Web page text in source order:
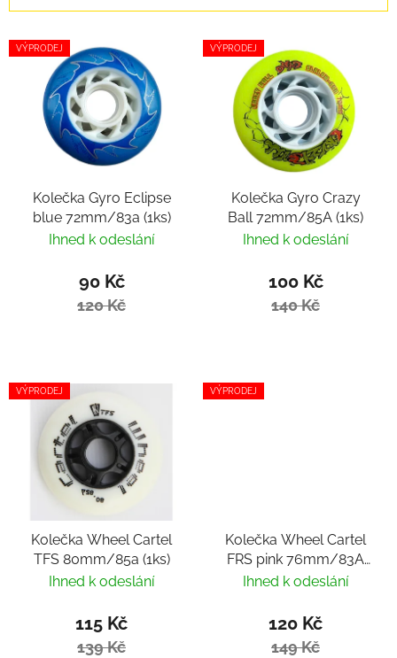
Výpis produktů
VÝPRODEJ
Kolečka Gyro Eclipse
blue 72mm/83a (1ks)
Ihned k odeslání
90 Kč
120 Kč
VÝPRODEJ
Kolečka Gyro Crazy
Ball 72mm/85A (1ks)
Ihned k odeslání
100 Kč
140 Kč
VÝPRODEJ
Kolečka Wheel Cartel
TFS 80mm/85a (1ks)
Ihned k odeslání
115 Kč
139 Kč
VÝPRODEJ
Kolečka Wheel Cartel
FRS pink 76mm/83A
(1ks)
Ihned k odeslání
120 Kč
149 Kč